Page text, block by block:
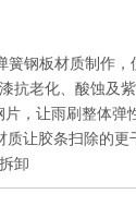
簧钢板材质制作
抗老化、酸蚀及
，让雨刷整体弹
质让胶条扫除的更
卸